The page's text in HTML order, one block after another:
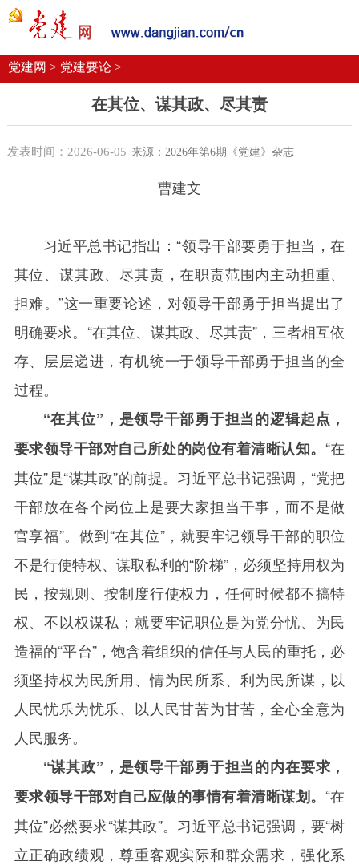
党建要闻
机关党建
校园党建 企业党建
党建网 > 党建要论 >
在其位、谋其政、尽其责
发表时间：2026-06-05 来源：2026年第6期《党建》杂志
曹建文
习近平总书记指出：“领导干部要勇于担当，在
其位、谋其政、尽其责，在职责范围内主动担重、
担难。”这一重要论述，对领导干部勇于担当提出了
明确要求。“在其位、谋其政、尽其责”，三者相互依
存、层层递进，有机统一于领导干部勇于担当的全
过程。
“在其位”，是领导干部勇于担当的逻辑起点，
要求领导干部对自己所处的岗位有着清晰认知。 “在
其位”是“谋其政”的前提。习近平总书记强调，“党把
干部放在各个岗位上是要大家担当干事，而不是做
官享福”。做到“在其位”，就要牢记领导干部的职位
不是行使特权、谋取私利的“阶梯”，必须坚持用权为
民，按规则、按制度行使权力，任何时候都不搞特
权、不以权谋私；就要牢记职位是为党分忧、为民
造福的“平台”，饱含着组织的信任与人民的重托，必
须坚持权为民所用、情为民所系、利为民所谋，以
人民忧乐为忧乐、以人民甘苦为甘苦，全心全意为
人民服务。
“谋其政”，是领导干部勇于担当的内在要求，
要求领导干部对自己应做的事情有着清晰谋划。 “在
其位”必然要求“谋其政”。习近平总书记强调，要“树
立正确政绩观，尊重客观实际和群众需求，强化系